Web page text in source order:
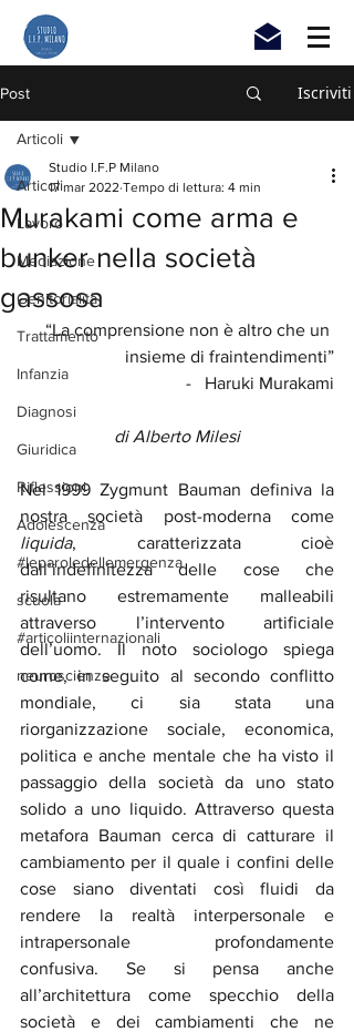
Post Iscriviti
Articoli
Lavoro
Mediazione
Genitorialità
Trattamento
Infanzia
Diagnosi
Giuridica
Riflessioni
Adolescenza
#leparoledellemergenza
scuola
#articoliinternazionali
neuroscienze
Articoli
Murakami come arma e
bunker nella società
gassosa
Studio I.F.P Milano
17 mar 2022 Tempo di lettura: 4 min
“La comprensione non è altro che un
insieme di fraintendimenti”
-   Haruki Murakami
di Alberto Milesi
Nel 1999 Zygmunt Bauman definiva la
liquida, caratterizzata cioè
dall’indefinitezza delle cose che
risultano estremamente malleabili
attraverso l’intervento artificiale
dell’uomo. Il noto sociologo spiega
come, in seguito al secondo conflitto
mondiale, ci sia stata una
riorganizzazione sociale, economica,
politica e anche mentale che ha visto il
passaggio della società da uno stato
solido a uno liquido. Attraverso questa
metafora Bauman cerca di catturare il
cambiamento per il quale i confini delle
cose siano diventati così fluidi da
rendere la realtà interpersonale e
intrapersonale profondamente
confusiva. Se si pensa anche
all’architettura come specchio della
società e dei cambiamenti che ne